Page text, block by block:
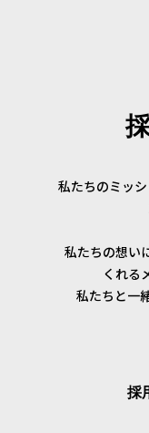
私たちのミッ
私たちの想い
くれる
私たちと一
採